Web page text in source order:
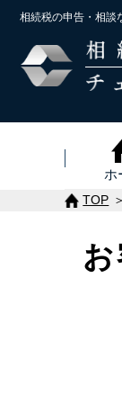
相続税の申告・相談
ホ
TOP